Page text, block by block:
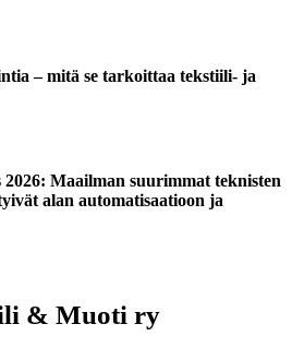
– mitä se tarkoittaa tekstiili- ja
2026: Maailman suurimmat teknisten
alan automatisaatioon ja
& Muoti ry